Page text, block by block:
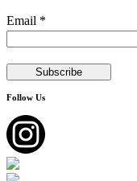
Email *
Follow Us